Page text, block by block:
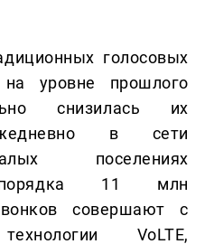
голосовых
уровне прошлого
снизилась их
в сети
поселениях
порядка 11 млн
совершают с
VoLTE,